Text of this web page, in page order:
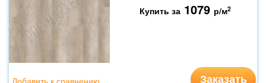
Купить за 1079 р/м2
Заказать
Добавить к сравнению